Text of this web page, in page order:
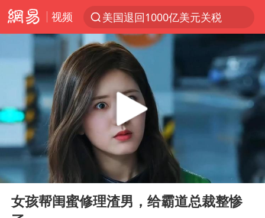
视频
美国退回1000亿美元关税
探寻“技能+”促就业创业新路
李亚鹏向地铁吐血女孩捐99999元
被泰航拒载中国乘客：免费改签没兑现
台风白海豚可能在浙江登陆
38岁山东财大教授刘海明逝世
因凡蒂诺首次公开道歉
《Monica》填词人黎彼得去世
Play
女孩帮闺蜜修理渣男，给霸道总裁整惨